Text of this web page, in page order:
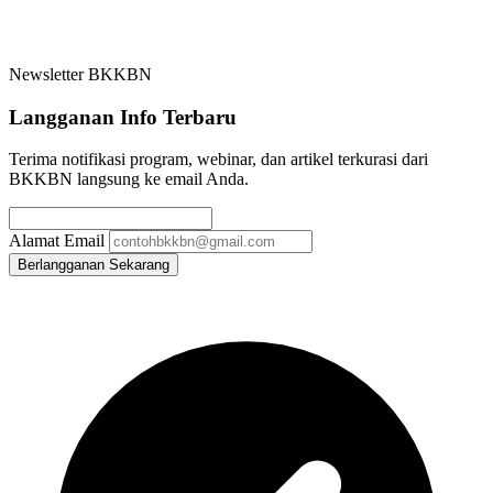
Newsletter BKKBN
Langganan Info Terbaru
Terima notifikasi program, webinar, dan artikel terkurasi dari
BKKBN langsung ke email Anda.
Alamat Email
Berlangganan Sekarang